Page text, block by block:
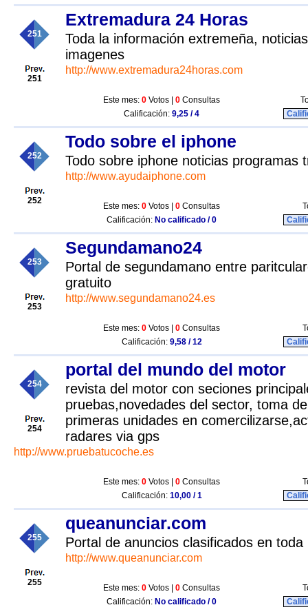
251
251
Extremadura 24 Horas
Toda la información extremeña,
imagenes
http://www.extremadura24horas.com
Este mes: 0 Votos | 0 Consultas
Calificación: 9,25 / 4
252
252
Todo sobre el iphone
Todo sobre iphone noticias programas
http://www.ayudaiphone.com
Este mes: 0 Votos | 0 Consultas
Calificación: No calificado / 0
253
253
Segundamano24
Portal de segundamano entre
gratuito
http://www.segundamano24.es
Este mes: 0 Votos | 0 Consultas
Calificación: 9,58 / 12
254
254
portal del mundo del motor
revista del motor con seciones
pruebas,novedades del sector, toma
primeras unidades en
radares via gps
http://www.pruebatucoche.es
Este mes: 0 Votos | 0 Consultas
Calificación: 10,00 / 1
255
255
queanunciar.com
Portal de anuncios clasificados en toda
http://www.queanunciar.com
Este mes: 0 Votos | 0 Consultas
Calificación: No calificado / 0